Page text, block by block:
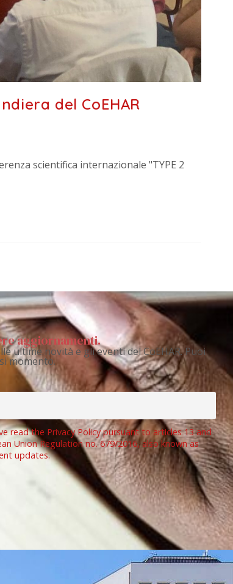
del CoEHAR
scientifica internazionale "TYPE 2
aggiornamenti.
ultime novità e gli eventi del CoEHAR. Puoi
momento.
read the Privacy Policy pursuant to articles 13 and
Union Regulation no. 679/2016, also known as
updates.